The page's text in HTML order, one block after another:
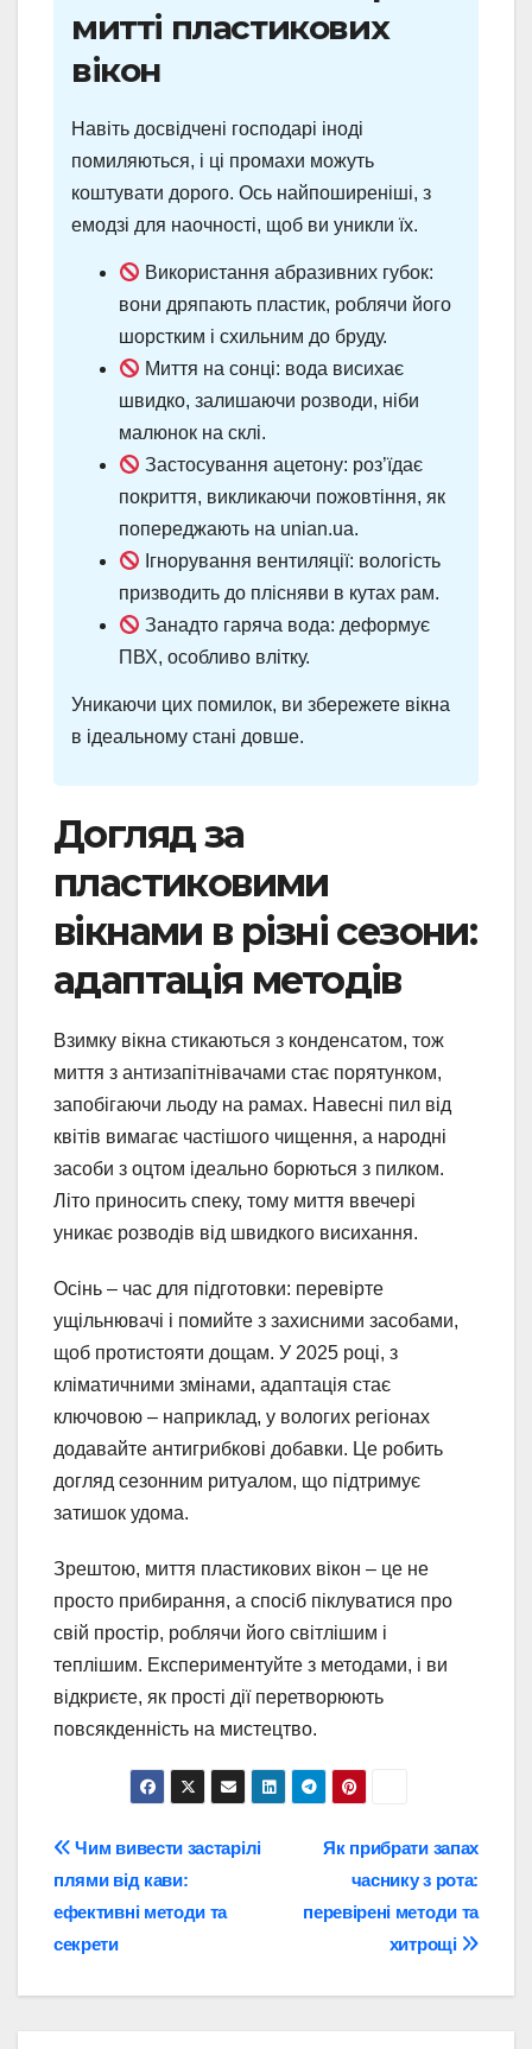
митті пластикових
вікон
Навіть досвідчені господарі іноді
помиляються, і ці промахи можуть
коштувати дорого. Ось найпоширеніші, з
емодзі для наочності, щоб ви уникли їх.
Використання абразивних губок:
вони дряпають пластик, роблячи його
шорстким і схильним до бруду.
Миття на сонці: вода висихає
швидко, залишаючи розводи, ніби
малюнок на склі.
Застосування ацетону: роз’їдає
покриття, викликаючи пожовтіння, як
попереджають на unian.ua.
Ігнорування вентиляції: вологість
призводить до плісняви в кутах рам.
Занадто гаряча вода: деформує
ПВХ, особливо влітку.
Уникаючи цих помилок, ви збережете вікна
в ідеальному стані довше.
Догляд за
пластиковими
вікнами в різні сезони:
адаптація методів
Взимку вікна стикаються з конденсатом, тож
миття з антизапітнівачами стає порятунком,
запобігаючи льоду на рамах. Навесні пил від
квітів вимагає частішого чищення, а народні
засоби з оцтом ідеально борються з пилком.
Літо приносить спеку, тому миття ввечері
уникає розводів від швидкого висихання.
Осінь – час для підготовки: перевірте
ущільнювачі і помийте з захисними засобами,
щоб протистояти дощам. У 2025 році, з
кліматичними змінами, адаптація стає
ключовою – наприклад, у вологих регіонах
додавайте антигрибкові добавки. Це робить
догляд сезонним ритуалом, що підтримує
затишок удома.
Зрештою, миття пластикових вікон – це не
просто прибирання, а спосіб піклуватися про
свій простір, роблячи його світлішим і
теплішим. Експериментуйте з методами, і ви
відкриєте, як прості дії перетворюють
повсякденність на мистецтво.
Навігація
записів
Як прибрати запах
часнику з рота:
перевірені методи та
хитрощі
Чим вивести застарілі
плями від кави:
ефективні методи та
секрети